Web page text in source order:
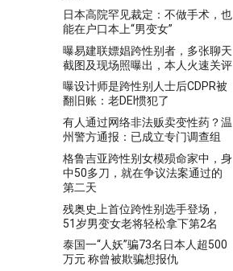
日本高院罕见裁定：不做手术，也
能在户口本上“男变女”
曝易建联嫖娼跨性别者，多张聊天
截图及现场照曝出，本人火速关评
曝设计师是跨性别人士后CDPR被
翻旧账：老DEI惯犯了
有人通过网络非法贩卖变性药？温
州警方通报：已成立专门调查组
格鲁吉亚跨性别女模殒命家中，身
中50多刀，就在争议法案通过的
第二天
残奥史上首位跨性别选手登场，
51岁男变女老将轻松拿下第2名
泰国一“人妖”骗73名日本人超500
万元 称曾被欺骗想报仇